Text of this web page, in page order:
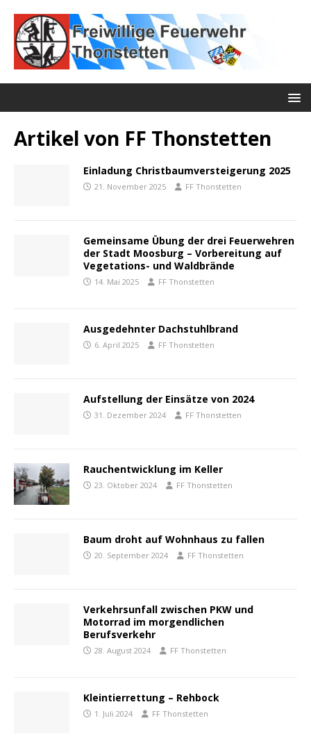
Artikel von FF Thonstetten
Einladung Christbaumversteigerung 2025
21. November 2025 FF Thonstetten
Gemeinsame Übung der drei Feuerwehren
der Stadt Moosburg – Vorbereitung auf
Vegetations- und Waldbrände
14. Mai 2025 FF Thonstetten
Ausgedehnter Dachstuhlbrand
6. April 2025 FF Thonstetten
Aufstellung der Einsätze von 2024
31. Dezember 2024 FF Thonstetten
Rauchentwicklung im Keller
23. Oktober 2024 FF Thonstetten
Baum droht auf Wohnhaus zu fallen
20. September 2024 FF Thonstetten
Verkehrsunfall zwischen PKW und
Motorrad im morgendlichen
Berufsverkehr
28. August 2024 FF Thonstetten
Kleintierrettung – Rehbock
1. Juli 2024 FF Thonstetten